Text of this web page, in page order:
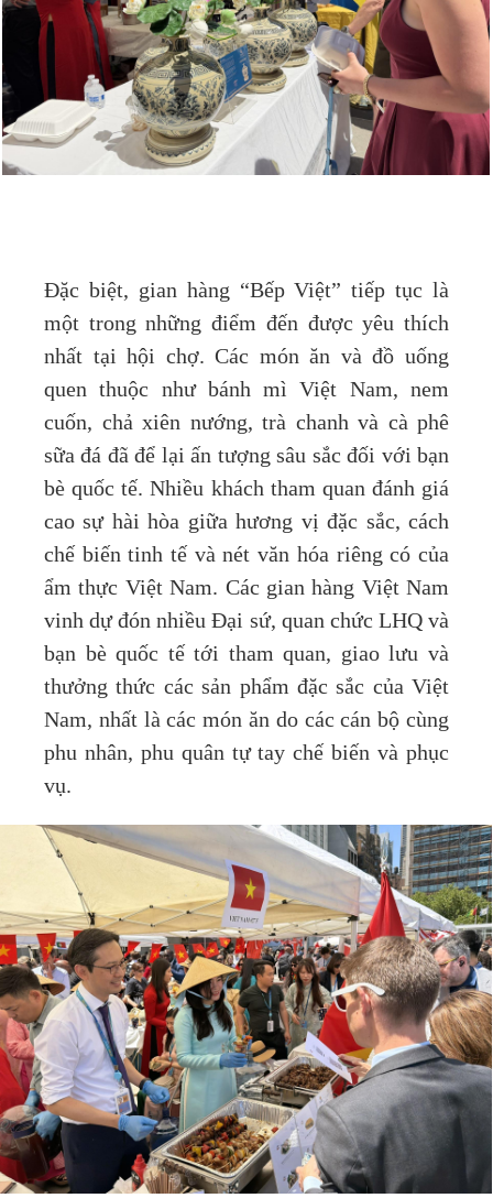
Đặc biệt, gian hàng “Bếp Việt” tiếp tục là
một trong những điểm đến được yêu thích
nhất tại hội chợ. Các món ăn và đồ uống
quen thuộc như bánh mì Việt Nam, nem
cuốn, chả xiên nướng, trà chanh và cà phê
sữa đá đã để lại ấn tượng sâu sắc đối với bạn
bè quốc tế. Nhiều khách tham quan đánh giá
cao sự hài hòa giữa hương vị đặc sắc, cách
chế biến tinh tế và nét văn hóa riêng có của
ẩm thực Việt Nam. Các gian hàng Việt Nam
vinh dự đón nhiều Đại sứ, quan chức LHQ và
bạn bè quốc tế tới tham quan, giao lưu và
thưởng thức các sản phẩm đặc sắc của Việt
Nam, nhất là các món ăn do các cán bộ cùng
phu nhân, phu quân tự tay chế biến và phục
vụ.